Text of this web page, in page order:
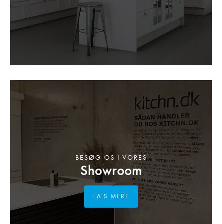
Showroom
BESØG OS I VORES
LÆS MERE